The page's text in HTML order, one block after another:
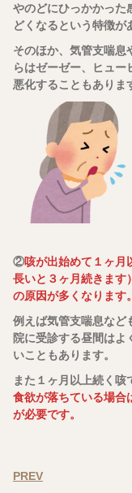
やのどにひっかかった
どくなるという特徴が
そのほか、気管支喘息
らはゼーゼー、ヒュー
悪化することもありま
②咳が出始めて１ヶ月
長いと３ヶ月続きます
の原因が多くなります。
例えば気管支喘息など
院に受診する昼間はよ
いこともあります。
また１ヶ月以上続く咳
食欲が落ちている場合
が必要です。
PREV